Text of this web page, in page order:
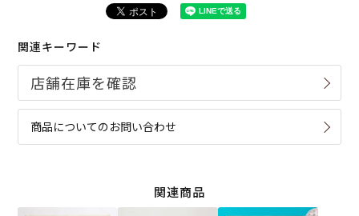
関連キーワード
商品についてのお問い合わせ
関連商品